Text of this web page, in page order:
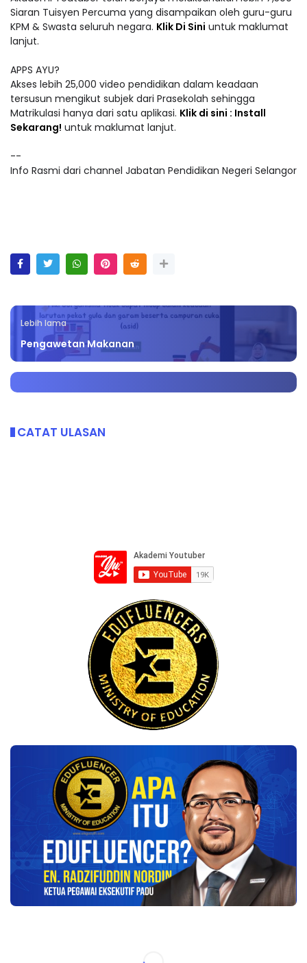
Siaran Tuisyen Percuma yang disampaikan oleh guru-guru
KPM & Swasta seluruh negara. Klik Di Sini untuk maklumat
lanjut.
APPS AYU?
Akses lebih 25,000 video pendidikan dalam keadaan
tersusun mengikut subjek dari Prasekolah sehingga
Matrikulasi hanya dari satu aplikasi. Klik di sini : Install
Sekarang! untuk maklumat lanjut.
--
Info Rasmi dari channel Jabatan Pendidikan Negeri Selangor
Lebih lama
Pengawetan Makanan
CATAT ULASAN